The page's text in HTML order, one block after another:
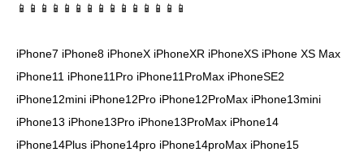
📱📱📱📱📱📱📱📱📱📱📱📱📱📱📱
iPhone7 iPhone8 iPhoneX iPhoneXR iPhoneXS iPhone XS Max
iPhone11 iPhone11Pro iPhone11ProMax iPhoneSE2
iPhone12mini iPhone12Pro iPhone12ProMax iPhone13mini
iPhone13 iPhone13Pro iPhone13ProMax iPhone14
iPhone14Plus iPhone14pro iPhone14proMax iPhone15